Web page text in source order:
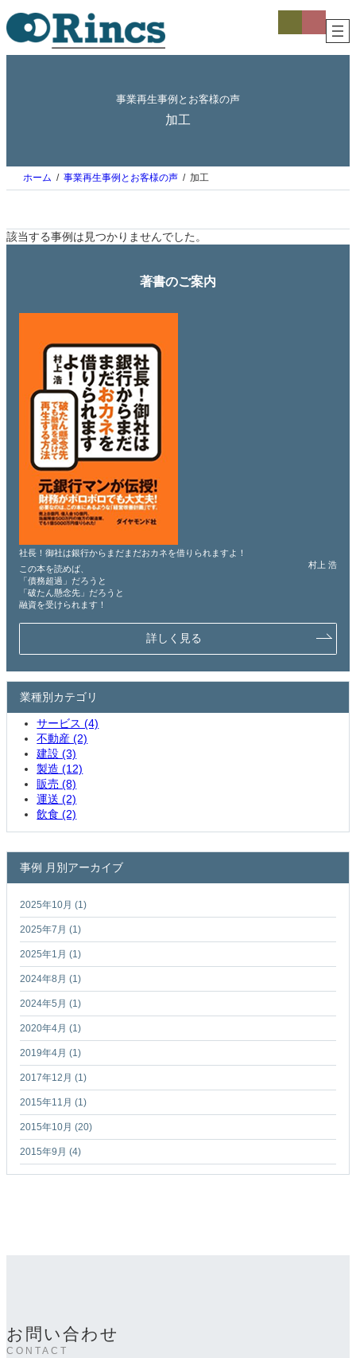
内
容
を
ス
コ
コ
事業再生事例とお客様の声
加工
ホーム 事業再生事例とお客様の声 加工
該当する事例は見つかりませんでした。
著書のご案内
社長！御社は銀行からまだまだおカネを借りられますよ！
村上 浩
この本を読めば、
「債務超過」だろうと
「破たん懸念先」だろうと
融資を受けられます！
詳しく見る
業種別カテゴリ
サービス (4)
不動産 (2)
建設 (3)
製造 (12)
販売 (8)
運送 (2)
飲食 (2)
事例 月別アーカイブ
2025年10月 (1)
2025年7月 (1)
2025年1月 (1)
2024年8月 (1)
2024年5月 (1)
2020年4月 (1)
2019年4月 (1)
2017年12月 (1)
2015年11月 (1)
2015年10月 (20)
2015年9月 (4)
お問い合わせ
CONTACT